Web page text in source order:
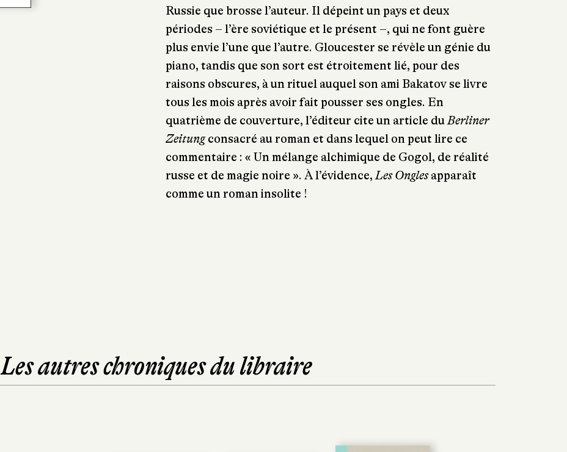
Russie que brosse l’auteur. Il dépeint un pays et deux
périodes – l’ère soviétique et le présent –, qui ne font guère
plus envie l’une que l’autre. Gloucester se révèle un génie du
piano, tandis que son sort est étroitement lié, pour des
raisons obscures, à un rituel auquel son ami Bakatov se livre
tous les mois après avoir fait pousser ses ongles. En
quatrième de couverture, l’éditeur cite un article duBerliner
Zeitungconsacré au roman et dans lequel on peut lire ce
commentaire : « Un mélange alchimique de Gogol, de réalité
russe et de magie noire ». À l’évidence,Les Onglesapparaît
comme un roman insolite !
Les autres chroniques du libraire